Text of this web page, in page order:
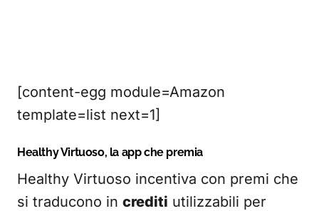
[content-egg module=Amazon
template=list next=1]
Healthy Virtuoso, la app che premia
Healthy Virtuoso incentiva con premi che
si traducono in crediti utilizzabili per